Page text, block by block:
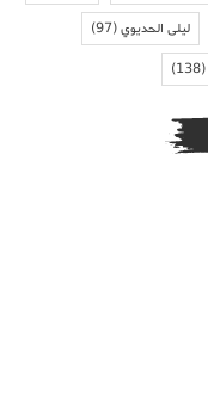
ليلى الحديوي(97)
(138)